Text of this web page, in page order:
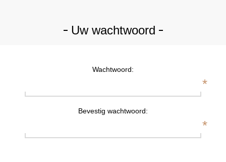
Uw wachtwoord
Wachtwoord:
*
Bevestig wachtwoord:
*